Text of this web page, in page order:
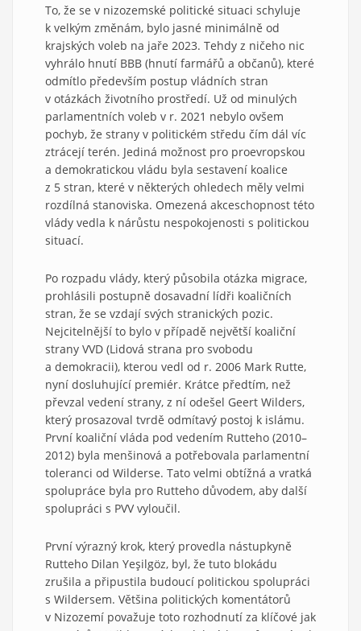
To, že se v nizozemské politické situaci schyluje
k velkým změnám, bylo jasné minimálně od
krajských voleb na jaře 2023. Tehdy z ničeho nic
vyhrálo hnutí BBB (hnutí farmářů a občanů), které
odmítlo především postup vládních stran
v otázkách životního prostředí. Už od minulých
parlamentních voleb v r. 2021 nebylo ovšem
pochyb, že strany v politickém středu čím dál víc
ztrácejí terén. Jediná možnost pro proevropskou
a demokratickou vládu byla sestavení koalice
z 5 stran, které v některých ohledech měly velmi
rozdílná stanoviska. Omezená akceschopnost této
vlády vedla k nárůstu nespokojenosti s politickou
situací.
Po rozpadu vlády, který působila otázka migrace,
prohlásili postupně dosavadní lídři koaličních
stran, že se vzdají svých stranických pozic.
Nejcitelnější to bylo v případě největší koaliční
strany VVD (Lidová strana pro svobodu
a demokracii), kterou vedl od r. 2006 Mark Rutte,
nyní dosluhující premiér. Krátce předtím, než
převzal vedení strany, z ní odešel Geert Wilders,
který prosazoval tvrdě odmítavý postoj k islámu.
První koaliční vláda pod vedením Rutteho (2010–
2012) byla menšinová a potřebovala parlamentní
toleranci od Wilderse. Tato velmi obtížná a vratká
spolupráce byla pro Rutteho důvodem, aby další
spolupráci s PVV vyloučil.
První výrazný krok, který provedla nástupkyně
Rutteho Dilan Yeşilgöz, byl, že tuto blokádu
zrušila a připustila budoucí politickou spolupráci
s Wildersem. Většina politických komentátorů
v Nizozemí považuje toto rozhodnutí za klíčové jak